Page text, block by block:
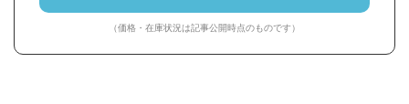
（価格・在庫状況は記事公開時点のものです）